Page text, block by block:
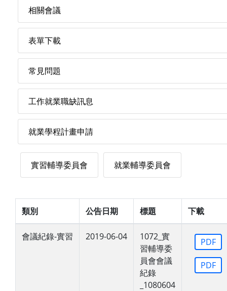
相關會議
表單下載
常見問題
工作就業職缺訊息
就業學程計畫申請
實習輔導委員會 就業輔導委員會
類別 公告日期 標題 下載
會議紀錄-實習 2019-06-04
1072_實
習輔導委
員會會議
紀錄
_1080604
PDF
PDF